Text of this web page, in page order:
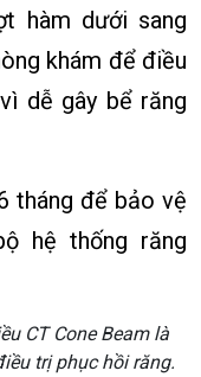
hàm dưới sang
khám để điều
dễ gây bể răng
tháng để bảo vệ
hệ thống răng
CT Cone Beam là
trị phục hồi răng.